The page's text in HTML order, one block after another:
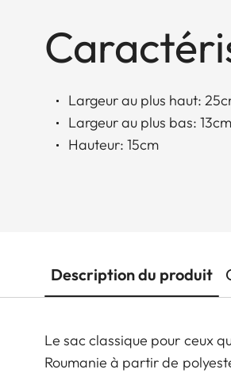
Largeur au plus haut:
Largeur au plus bas: 13cm
Hauteur: 15cm
Description du produit
Le sac classique pour ceux
Roumanie à partir de